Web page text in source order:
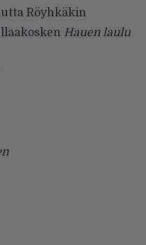
Röyhkäkin
Hauen laulu